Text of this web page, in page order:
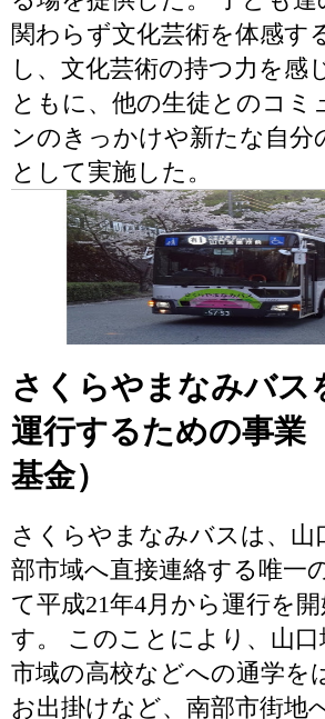
関わらず文化芸術を体感す
し、文化芸術の持つ力を感
ともに、他の生徒とのコミ
ンのきっかけや新たな自分
として実施した。
さくらやまなみバス
運行するための事業
基金）
さくらやまなみバスは、山
部市域へ直接連絡する唯一
て平成21年4月から運行を
す。 このことにより、山
市域の高校などへの通学を
お出掛けなど、南部市街地